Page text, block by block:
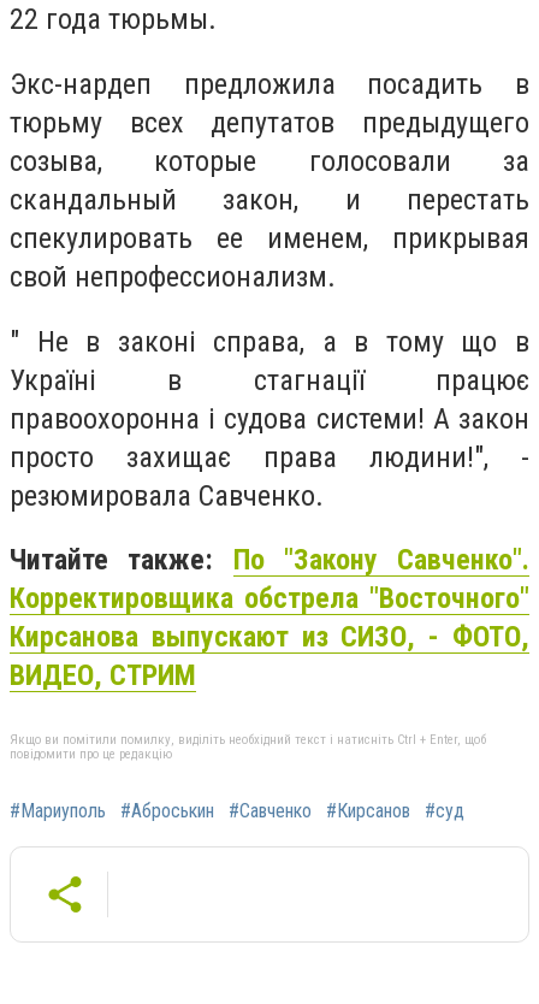
22 года тюрьмы.
Экс-нардеп предложила посадить в
тюрьму всех депутатов предыдущего
созыва, которые голосовали за
скандальный закон, и перестать
спекулировать ее именем, прикрывая
свой непрофессионализм.
" Не в законі справа, а в тому що в
Україні в стагнації працює
правоохоронна і судова системи! А закон
просто захищає права людини!", -
резюмировала Савченко.
Читайте также: По "Закону Савченко".
Корректировщика обстрела "Восточного"
Кирсанова выпускают из СИЗО, - ФОТО,
ВИДЕО, СТРИМ
Якщо ви помітили помилку, виділіть необхідний текст і натисніть Ctrl + Enter, щоб
повідомити про це редакцію
#Мариуполь #Аброськин #Савченко #Кирсанов #суд